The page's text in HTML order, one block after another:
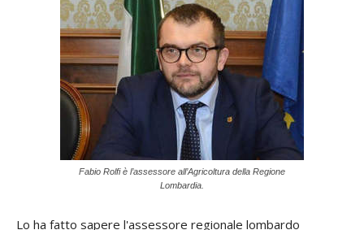
Fabio Rolfi è l’assessore all’Agricoltura della Regione
Lombardia.
Lo ha fatto sapere l'assessore regionale lombardo